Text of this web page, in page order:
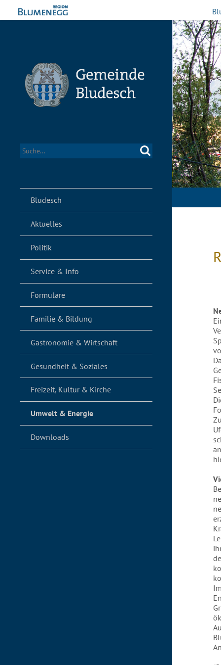
Bludesch
Aktuelles
Politik
Service & Info
Formulare
Familie & Bildung
Gastronomie & Wirtschaft
Gesundheit & Soziales
Freizeit, Kultur & Kirche
Umwelt & Energie
Downloads